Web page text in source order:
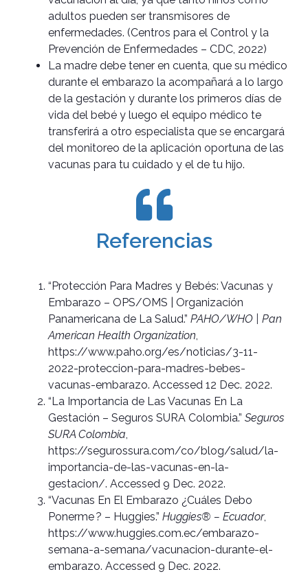
adultos pueden ser transmisores de
enfermedades. (Centros para el Control y la
Prevención de Enfermedades – CDC, 2022)
La madre debe tener en cuenta, que su médico
durante el embarazo la acompañará a lo largo
de la gestación y durante los primeros días de
vida del bebé y luego el equipo médico te
transferirá a otro especialista que se encargará
del monitoreo de la aplicación oportuna de las
vacunas para tu cuidado y el de tu hijo.
Referencias
“Protección Para Madres y Bebés: Vacunas y
Embarazo – OPS/OMS | Organización
Panamericana de La Salud.” PAHO/WHO | Pan
American Health Organization,
https://www.paho.org/es/noticias/3-11-
2022-proteccion-para-madres-bebes-
vacunas-embarazo. Accessed 12 Dec. 2022.
“La Importancia de Las Vacunas En La
Gestación – Seguros SURA Colombia.” Seguros
SURA Colombia,
https://segurossura.com/co/blog/salud/la-
importancia-de-las-vacunas-en-la-
gestacion/. Accessed 9 Dec. 2022.
“Vacunas En El Embarazo ¿Cuáles Debo
Ponerme ? – Huggies.” Huggies® – Ecuador,
https://www.huggies.com.ec/embarazo-
semana-a-semana/vacunacion-durante-el-
embarazo. Accessed 9 Dec. 2022.